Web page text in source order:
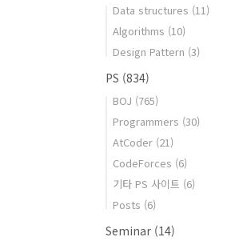
Data structures (11)
Algorithms (10)
Design Pattern (3)
PS (834)
BOJ (765)
Programmers (30)
AtCoder (21)
CodeForces (6)
기타 PS 사이트 (6)
Posts (6)
Seminar (14)